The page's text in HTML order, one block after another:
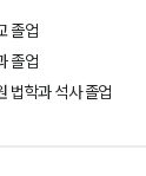
업무사례
졸업
졸업
법학과 석사 졸업